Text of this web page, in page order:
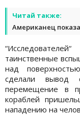
Читай также:
Американец
таинственные
над
сделали вывод
перемещение в
кораблей
нападению на